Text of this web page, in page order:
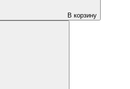
В корзину